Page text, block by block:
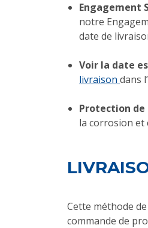
Engagement
notre
date de
Voir la date
livraison dans
Protection de
la corrosion et
Cette méthode
commande de